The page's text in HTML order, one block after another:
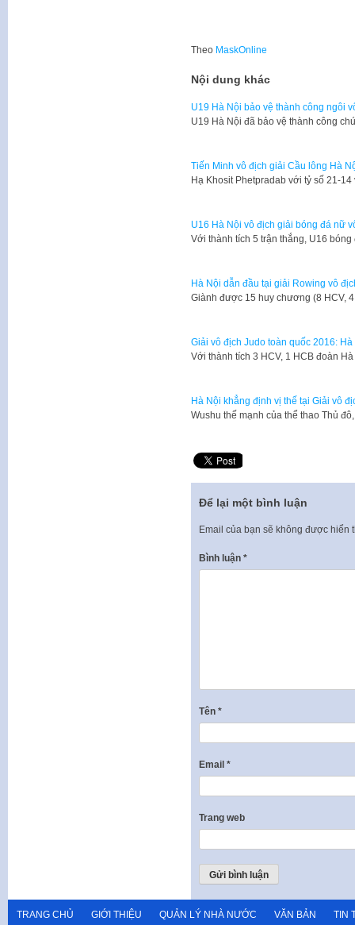
Theo MaskOnline
Nội dung khác
U19 Hà Nội bảo vệ thành công ngôi
U19 Hà Nội đã bảo vệ thành công
Tiến Minh vô địch giải Cầu lông Hà
Hạ Khosit Phetpradab với tỷ số 21-
U16 Hà Nội vô địch giải bóng đá nữ
Với thành tích 5 trận thắng, U16
Hà Nội dẫn đầu tại giải Rowing vô
Giành được 15 huy chương (8 HCV,
Giải vô địch Judo toàn quốc 2016:
Với thành tích 3 HCV, 1 HCB đoàn
Hà Nội khẳng định vị thế tại Giải vô
Wushu thế mạnh của thể thao Thủ
Để lại một bình luận
Email của bạn sẽ không được hiển
Bình luận *
Tên *
Email *
Trang web
TRANG CHỦ GIỚI THIỆU QUẢN LÝ NHÀ NƯỚC VĂN BẢN TIN